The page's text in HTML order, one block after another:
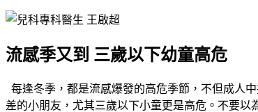
流感季又到 三歲以下幼童高危
每逢冬季，都是流感爆發的高危季節，不但成人
差的小朋友，尤其三歲以下小童更是高危。不要以